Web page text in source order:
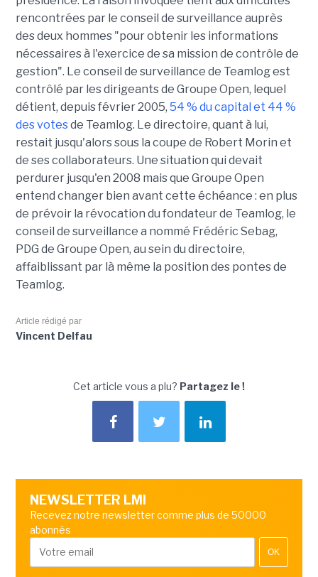
rencontrées par le conseil de surveillance auprès
des deux hommes "pour obtenir les informations
nécessaires à l'exercice de sa mission de contrôle de
gestion". Le conseil de surveillance de Teamlog est
contrôlé par les dirigeants de Groupe Open, lequel
détient, depuis février 2005, 54 % du capital et 44 %
des votesde Teamlog. Le directoire, quant à lui,
restait jusqu'alors sous la coupe de Robert Morin et
de ses collaborateurs. Une situation qui devait
perdurer jusqu'en 2008 mais que Groupe Open
entend changer bien avant cette échéance : en plus
de prévoir la révocation du fondateur de Teamlog, le
conseil de surveillance a nommé Frédéric Sebag,
PDG de Groupe Open, au sein du directoire,
affaiblissant par là même la position des pontes de
Teamlog.
Article rédigé par
Vincent Delfau
Cet article vous a plu? Partagez le !
NEWSLETTER LMI
Recevez notre newsletter comme plus de 50000
abonnés
OK